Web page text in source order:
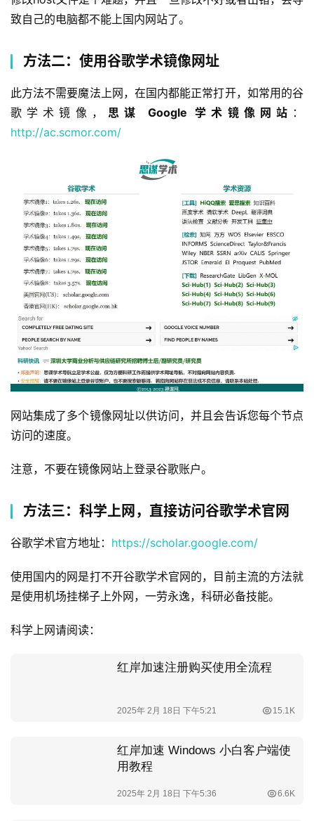
致自己的电脑都不能上国内网站了。
方法二：使用谷歌学术镜像网址
此方法不需要魔法上网，在国内都能正常打开，如常用的谷
歌学术镜像， 思谋 Google 学术镜像网站 ：
http://ac.scmor.com/
网站集成了多个镜像网址以供访问，并且会告诉您每个节点
访问的速度。
注意，不要在镜像网站上登录谷歌账户。
方法三：科学上网，直接访问谷歌学术官网
谷歌学术官方地址： https://scholar.google.com/
使用国内的网是打不开谷歌学术官网的，目前主流的方法就
是使用机场挂梯子上外网，一劳永逸，科研必备技能。
科学上网请阅读：